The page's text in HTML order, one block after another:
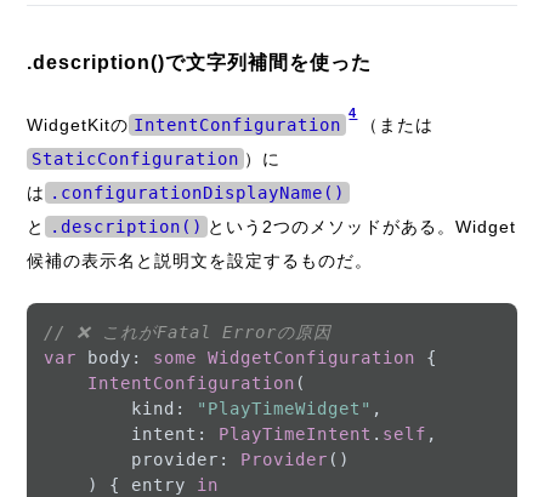
.description()で文字列補間を使った
WidgetKitの IntentConfiguration
4
（または
StaticConfiguration ）に
は .configurationDisplayName()
と
.description() という2つのメソッドがある。Widget
候補の表示名と説明文を設定するものだ。
// ❌ これがFatal Errorの原因
var body: some WidgetConfiguration {
IntentConfiguration (
        kind:
"PlayTimeWidget" ,
        intent:
PlayTimeIntent . self ,
        provider:
Provider ()
    ) { entry
in